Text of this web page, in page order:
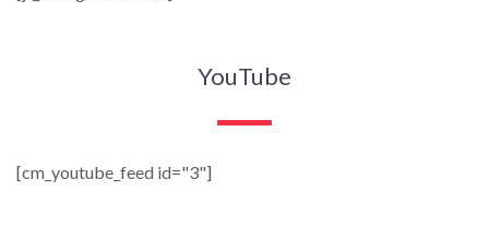
YouTube
[cm_youtube_feed id="3"]